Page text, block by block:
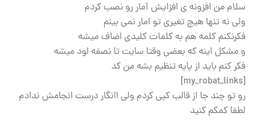
سلام من افزونه ي افزايش آمار رو نصب كردم
ولي نه تنها هيچ تغيري تو امار نمي بينم
فكرنكنم كلمه هم به كلمات كليدي اضاف ميشه
و مشكل اينه كه بعضي وقتا سايت تا نصفه لود ميشه
فكر كنم بايد از پايه تنظيم بشه من كد
[my_robat_links]
رو تو چند جا از قالب كپي كردم ولي اانگار درست انجامش ندادم
لطفا كمكم كنيد